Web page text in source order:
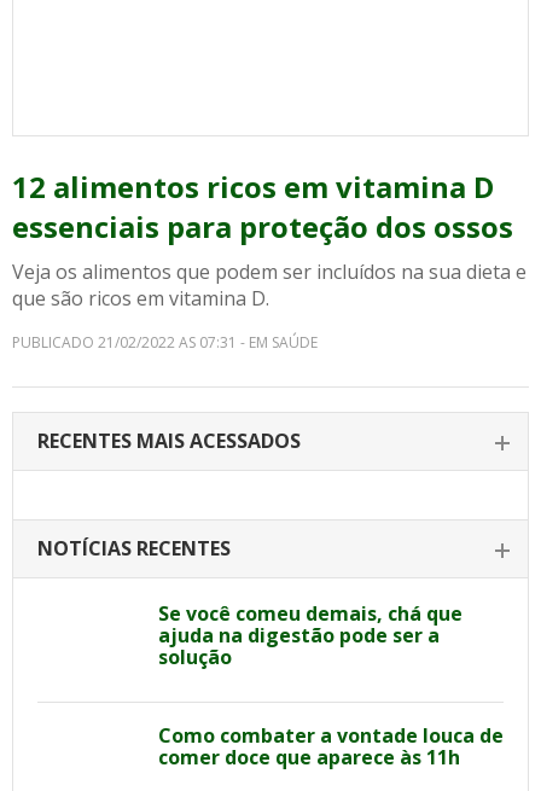
12 alimentos ricos em vitamina D
essenciais para proteção dos ossos
Veja os alimentos que podem ser incluídos na sua dieta e
que são ricos em vitamina D.
PUBLICADO 21/02/2022 AS 07:31 - EM SAÚDE
RECENTES MAIS ACESSADOS
NOTÍCIAS RECENTES
Se você comeu demais, chá que
ajuda na digestão pode ser a
solução
Como combater a vontade louca de
comer doce que aparece às 11h